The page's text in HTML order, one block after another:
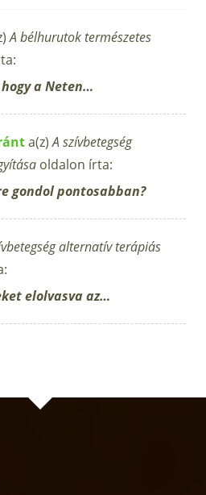
A bélhurutok természetes
a Neten…
a(z)A szívbetegség
oldalon írta:
gondol pontosabban?
alternatív terápiás
elolvasva az…